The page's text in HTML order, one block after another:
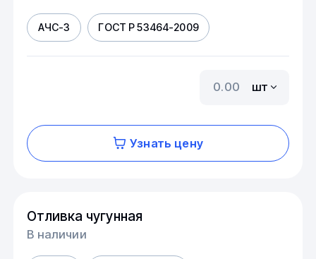
АЧС-3 ГОСТ Р 53464-2009
шт
Узнать цену
Отливка чугунная
В наличии